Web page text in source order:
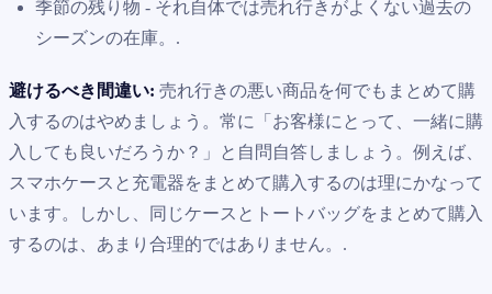
季節の残り物 - それ自体では売れ行きがよくない過去の
シーズンの在庫。.
避けるべき間違い: 売れ行きの悪い商品を何でもまとめて購
入するのはやめましょう。常に「お客様にとって、一緒に購
入しても良いだろうか？」と自問自答しましょう。例えば、
スマホケースと充電器をまとめて購入するのは理にかなって
います。しかし、同じケースとトートバッグをまとめて購入
するのは、あまり合理的ではありません。.